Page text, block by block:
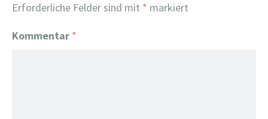
Erforderliche Felder sind mit * markiert
Kommentar *